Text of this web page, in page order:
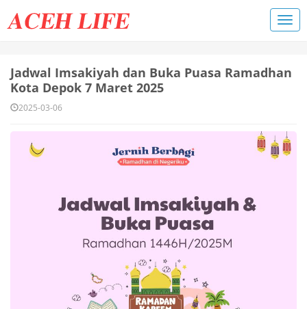
Jadwal Imsakiyah dan Buka Puasa Ramadhan
Kota Depok 7 Maret 2025
2025-03-06